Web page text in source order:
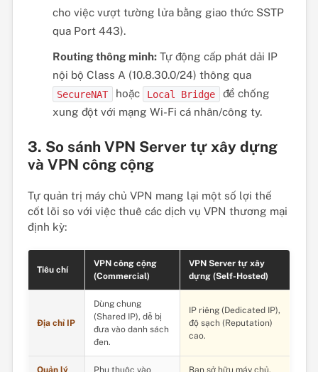
cho việc vượt tường lửa bằng giao thức SSTP
qua Port 443).
Routing thông minh:Tự động cấp phát dải IP
nội bộ Class A (10.8.30.0/24) thông qua
SecureNAT hoặc Local Bridge
để chống
xung đột với mạng Wi-Fi cá nhân/công ty.
3. So sánh VPN Server tự xây dựng
và VPN công cộng
Tự quản trị máy chủ VPN mang lại một số lợi thế
cốt lõi so với việc thuê các dịch vụ VPN thương mại
định kỳ:
Tiêu chí
VPN công cộng
(Commercial)
VPN Server tự xây
dựng (Self-Hosted)
Địa chỉ IP
Dùng chung
(Shared IP), dễ bị
đưa vào danh sách
đen.
IP riêng (Dedicated IP),
độ sạch (Reputation)
cao.
Quản lý
Phụ thuộc vào
Bạn sở hữu máy chủ,